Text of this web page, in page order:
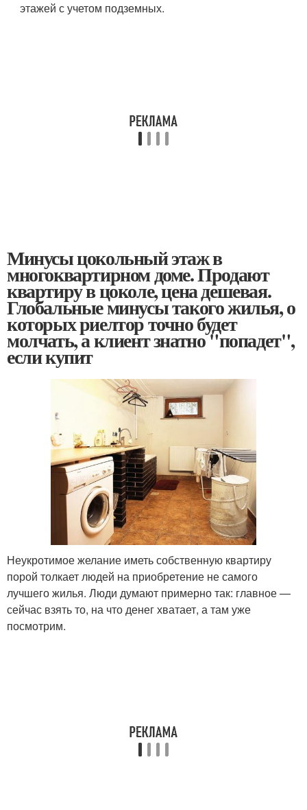
этажей с учетом подземных.
Минусы цокольный этаж в
многоквартирном доме. Продают
квартиру в цоколе, цена дешевая.
Глобальные минусы такого жилья, о
которых риелтор точно будет
молчать, а клиент знатно "попадет",
если купит
Неукротимое желание иметь собственную квартиру
порой толкает людей на приобретение не самого
лучшего жилья. Люди думают примерно так: главное —
сейчас взять то, на что денег хватает, а там уже
посмотрим.